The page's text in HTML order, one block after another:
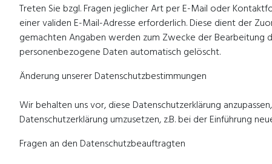
Treten Sie bzgl. Fragen jeglicher Art per E-Mail oder
einer validen E-Mail-Adresse erforderlich. Diese dient der
gemachten Angaben werden zum Zwecke der Bearbeitung
personenbezogene Daten automatisch gelöscht.
Änderung unserer Datenschutzbestimmungen
Wir behalten uns vor, diese Datenschutzerklärung
Datenschutzerklärung umzusetzen, z.B. bei der Einführung
Fragen an den Datenschutzbeauftragten